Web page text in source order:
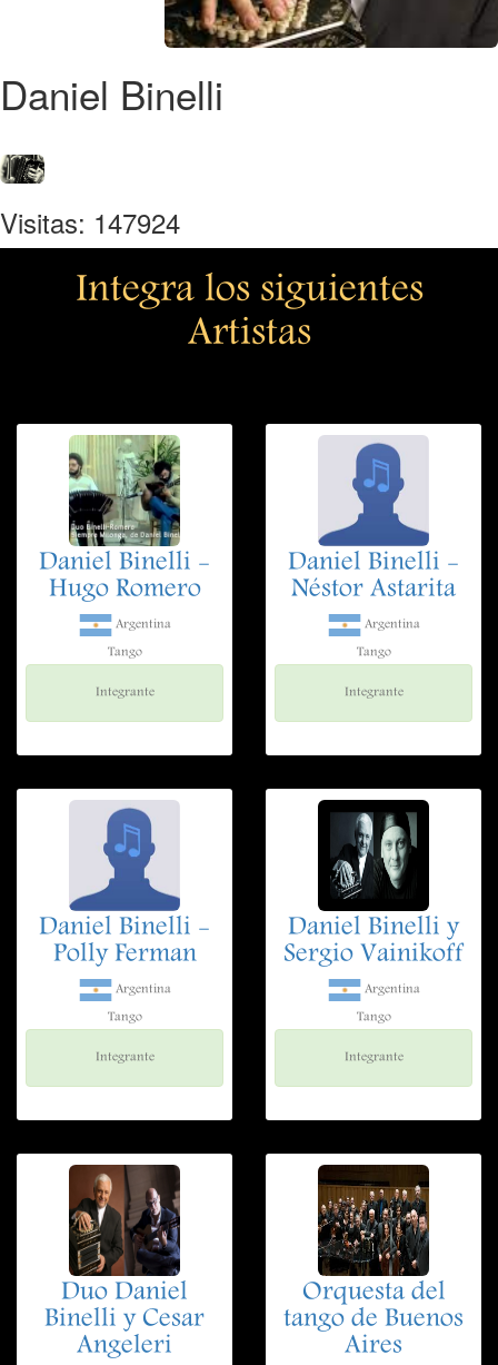
Daniel Binelli
Visitas: 147924
Integra los siguientes
Artistas
Daniel Binelli -
Hugo Romero
Argentina
Tango
Integrante
Daniel Binelli -
Néstor Astarita
Argentina
Tango
Integrante
Daniel Binelli -
Polly Ferman
Argentina
Tango
Integrante
Daniel Binelli y
Sergio Vainikoff
Argentina
Tango
Integrante
Duo Daniel
Binelli y Cesar
Angeleri
Orquesta del
tango de Buenos
Aires